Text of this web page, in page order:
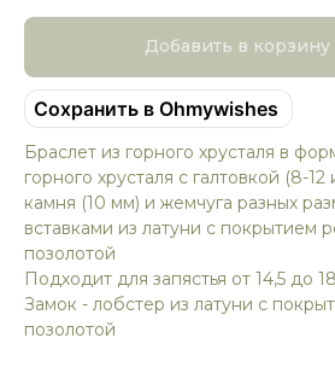
Добавить в корзину
Сохранить в Ohmywishes
Браслет из горного хрусталя в
горного хрусталя с галтовкой (8-
камня (10 мм) и жемчуга разных
вставками из латуни с покрытием
позолотой
Подходит для запястья от 14,5 до
Замок - лобстер из латуни с
позолотой